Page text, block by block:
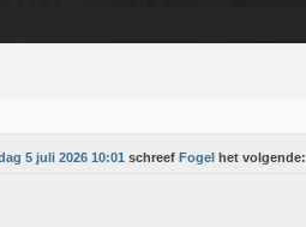
5 juli 2026 10:01 schreef Fogel het volgende: